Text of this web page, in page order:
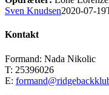
Sven Knudsen2020-07-
Kontakt
Formand: Nada Nikolic
T: 25396026
E: